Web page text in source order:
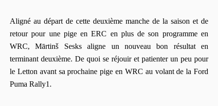
Aligné au départ de cette deuxième manche de la saison et de
retour pour une pige en ERC en plus de son programme en
WRC, Mārtinš Sesks aligne un nouveau bon résultat en
terminant deuxième. De quoi se réjouir et patienter un peu pour
le Letton avant sa prochaine pige en WRC au volant de la Ford
Puma Rally1.